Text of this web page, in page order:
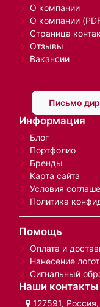
О компании
О компании
Страница
Отзывы
Вакансии
Письмо
Информация
Блог
Портфолио
Бренды
Карта сайта
Условия
Политика
Помощь
Оплата и
Нанесение
Сигнальный
Наши контакты
127591,